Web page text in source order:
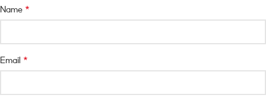
Name *
Email *